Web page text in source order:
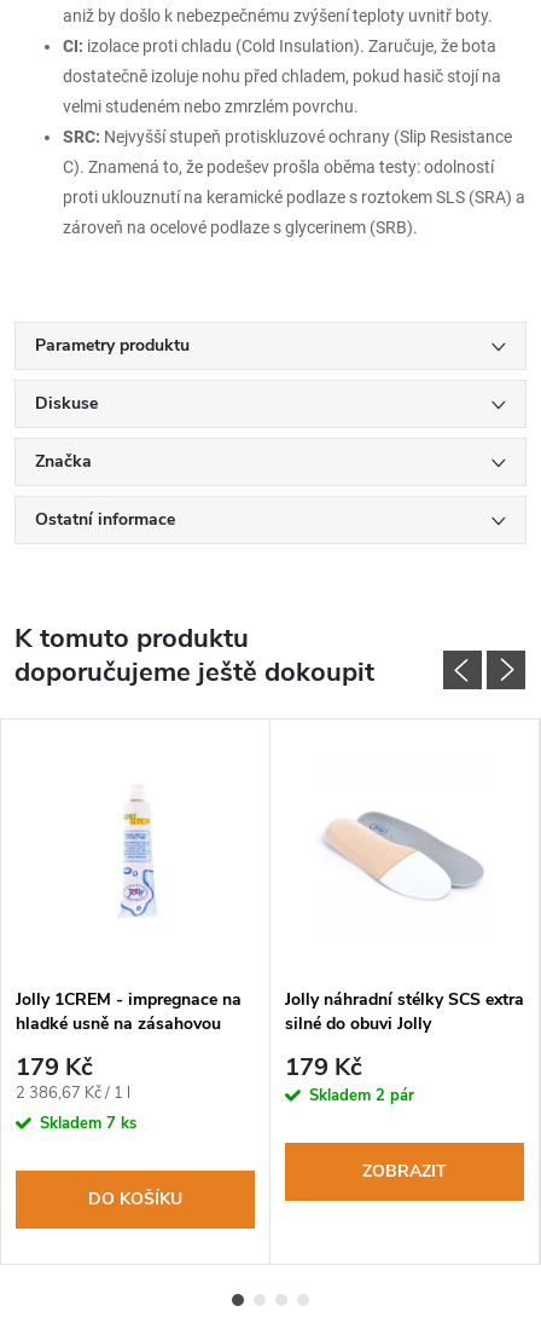
aniž by došlo k nebezpečnému zvýšení teploty uvnitř boty.
CI: izolace proti chladu (Cold Insulation). Zaručuje, že bota
dostatečně izoluje nohu před chladem, pokud hasič stojí na
velmi studeném nebo zmrzlém povrchu.
SRC: Nejvyšší stupeň protiskluzové ochrany (Slip Resistance
C). Znamená to, že podešev prošla oběma testy: odolností
proti uklouznutí na keramické podlaze s roztokem SLS (SRA) a
zároveň na ocelové podlaze s glycerinem (SRB).
Parametry produktu
Diskuse
Značka
Ostatní informace
K tomuto produktu
doporučujeme ještě dokoupit
Jolly 1CREM - impregnace na
hladké usně na zásahovou
179 Kč
Měrná
cena:
2 386,67 Kč / 1 l
Skladem 7 ks
DO KOŠÍKU
Jolly náhradní stélky SCS extra
silné do obuvi Jolly
179 Kč
Skladem 2 pár
ZOBRAZIT